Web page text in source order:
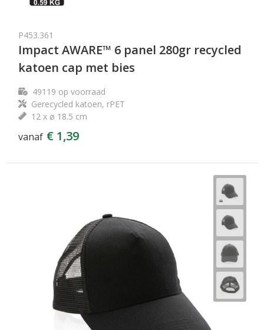
P453.361
Impact AWARE™ 6 panel 280gr recycled
katoen cap met bies
49119 op voorraad
Gerecycled katoen, rPET
12 x ø 18.5 cm
vanaf € 1,39